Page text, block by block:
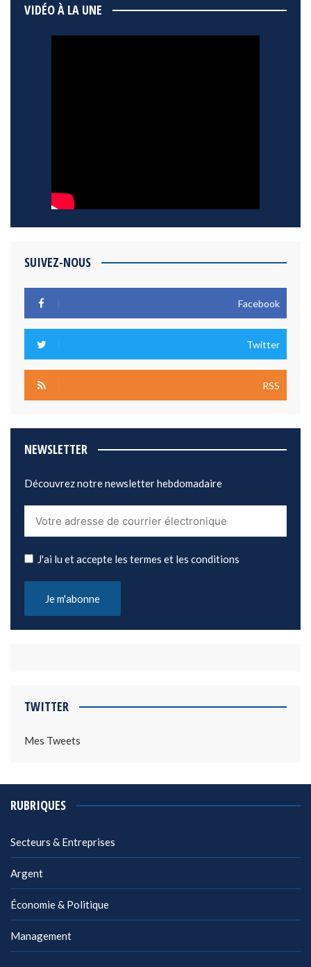
VIDÉO À LA UNE
SUIVEZ-NOUS
Facebook
Twitter
RSS
NEWSLETTER
Découvrez notre newsletter hebdomadaire
J'ai lu et accepte les termes et les conditions
TWITTER
Mes Tweets
RUBRIQUES
Secteurs & Entreprises
Argent
Économie & Politique
Management